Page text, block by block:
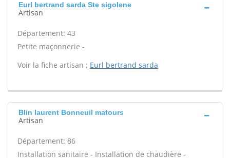
Eurl bertrand sarda Ste sigolene
Artisan
Département: 43
Petite maçonnerie -
Voir la fiche artisan : Eurl bertrand sarda
Blin laurent Bonneuil matours
Artisan
Département: 86
Installation sanitaire - Installation de chaudière -